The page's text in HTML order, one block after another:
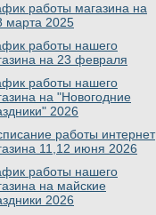
работы магазина на
марта 2025
работы нашего
на 23 февраля
работы нашего
на "Новогодние
2026
работы интернет
11,12 июня 2026
работы нашего
на майские
2026